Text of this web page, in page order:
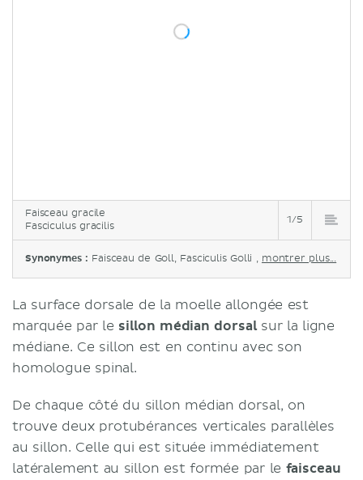
Faisceau gracile
Fasciculus gracilis
1/5
Synonymes : Faisceau de Goll, Fasciculis Golli , montrer plus...
La surface dorsale de la moelle allongée est
marquée par le sillon médian dorsalsur la ligne
médiane. Ce sillon est en continu avec son
homologue spinal.
De chaque côté du sillon médian dorsal, on
trouve deux protubérances verticales parallèles
au sillon. Celle qui est située immédiatement
latéralement au sillon est formée par le faisceau